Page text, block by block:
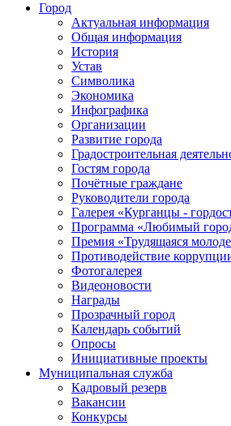
Город
Актуальная информация
Общая информация
История
Устав
Символика
Экономика
Инфографика
Организации
Развитие города
Градостроительная
Гостям города
Почётные граждане
Руководители города
Галерея «Курганцы -
Программа «Любимый
Премия «Трудящаяся
Противодействие
Фотогалерея
Видеоновости
Награды
Прозрачный город
Календарь событий
Опросы
Инициативные проекты
Муниципальная служба
Кадровый резерв
Вакансии
Конкурсы